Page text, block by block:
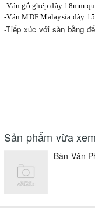
-Ván gỗ ghép dày 18mm
-Ván MDF Malaysia dày
-Tiếp xúc với sàn bằng
Sản phẩm vừa xem
Bàn Văn